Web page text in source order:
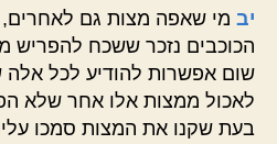
יב מי שאפה מצות גם
הכוכבים נזכר ששכח להפריש
שום אפשרות להודיע לכל אלה
לאכול ממצות אלו אחר שלא
בעת שקנו את המצות סמכו